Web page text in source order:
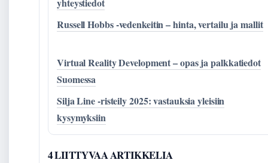
Russell Hobbs -vedenkeitin – hinta, vertailu ja mallit
Virtual Reality Development – opas ja palkkatiedot
Suomessa
Silja Line -risteily 2025: vastauksia yleisiin
kysymyksiin
4 LIITTYVAA ARTIKKELIA